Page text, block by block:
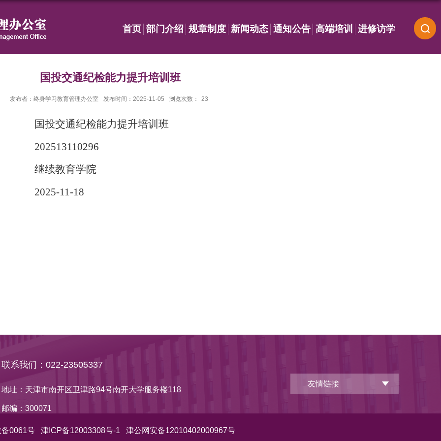
首页 部门介绍 规章制度 新闻动态 通知公告 高端培训 进修访学
国投交通纪检能力提升培训班
发布者：终身学习教育管理办公室 发布时间：2025-11-05 浏览次数： 23
国投交通纪检能力提升培训班
202513110296
继续教育学院
2025-11-18
联系我们：022-23505337
地址：天津市南开区卫津路94号南开大学服务楼118
邮编：300071
友情链接
0061号   津ICP备12003308号-1   津公网安备12010402000967号